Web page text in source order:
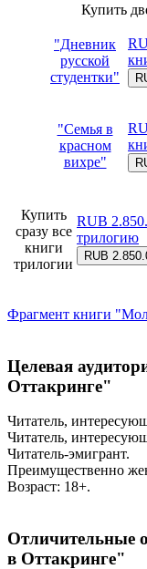
Купить
"Дневник
русской
студентки"
"Семья в
красном
вихре"
Купить
сразу все
книги
трилогии
RUB
трилогию
Фрагмент книги
Целевая
Оттакринге"
Читатель,
Читатель,
Читатель-эмигрант.
Преимущественно
Возраст: 18+.
Отличительные
в Оттакринге"